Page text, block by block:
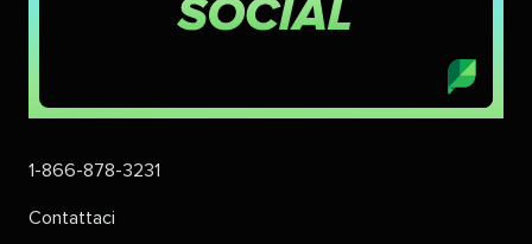
1-866-878-3231
Contattaci